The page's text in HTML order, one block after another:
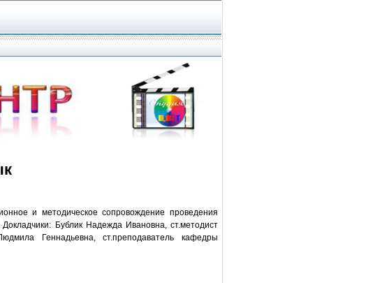
и методическое сопровождение проведения
Бублик Надежда Ивановна, ст.методист
Геннадьевна, ст.преподаватель кафедры